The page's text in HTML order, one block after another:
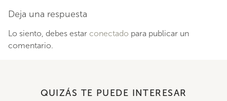
Deja una respuesta
Lo siento, debes estar conectado para publicar un
comentario.
QUIZÁS TE PUEDE INTERESAR